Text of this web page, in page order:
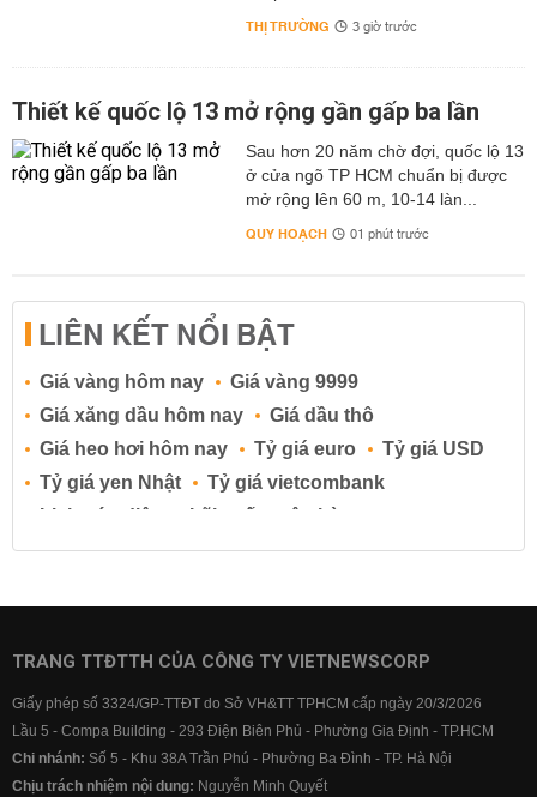
THỊ TRƯỜNG 3 giờ trước
Thiết kế quốc lộ 13 mở rộng gần gấp ba lần
Sau hơn 20 năm chờ đợi, quốc lộ 13
ở cửa ngõ TP HCM chuẩn bị được
mở rộng lên 60 m, 10-14 làn...
QUY HOẠCH 01 phút trước
LIÊN KẾT NỔI BẬT
Giá vàng hôm nay
Giá vàng 9999
Giá xăng dầu hôm nay
Giá dầu thô
Giá heo hơi hôm nay
Tỷ giá euro
Tỷ giá USD
Tỷ giá yen Nhật
Tỷ giá vietcombank
Lịch cúp điện
Lãi suất ngân hàng
Lãi suất tiết kiệm
Lãi suất tiền gửi
Lãi suất ngân hàng BIDV
Lãi suất ngân hàng Vietcombank
TRANG TTĐTTH CỦA CÔNG TY VIETNEWSCORP
Giấy phép số 3324/GP-TTĐT do Sở VH&TT TPHCM cấp ngày 20/3/2026
Lầu 5 - Compa Building - 293 Điện Biên Phủ - Phường Gia Định - TP.HCM
Chi nhánh: Số 5 - Khu 38A Trần Phú - Phường Ba Đình - TP. Hà Nội
Chịu trách nhiệm nội dung: Nguyễn Minh Quyết